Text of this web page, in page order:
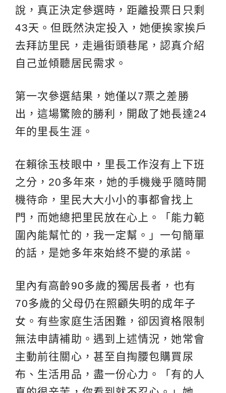
說，真正決定參選時，距離投票日只剩
43天。但既然決定投入，她便挨家挨戶
去拜訪里民，走遍街頭巷尾，認真介紹
自己並傾聽居民需求。
第一次參選結果，她僅以7票之差勝
出，這場驚險的勝利，開啟了她長達24
年的里長生涯。
在賴徐玉枝眼中，里長工作沒有上下班
之分，20多年來，她的手機幾乎隨時開
機待命，里民大大小小的事都會找上
門，而她總把里民放在心上。「能力範
圍內能幫忙的，我一定幫。」一句簡單
的話，是她多年來始終不變的承諾。
里內有高齡90多歲的獨居長者，也有
70多歲的父母仍在照顧失明的成年子
女。有些家庭生活困難，卻因資格限制
無法申請補助。遇到上述情況，她常會
主動前往關心，甚至自掏腰包購買尿
布、生活用品，盡一份心力。「有的人